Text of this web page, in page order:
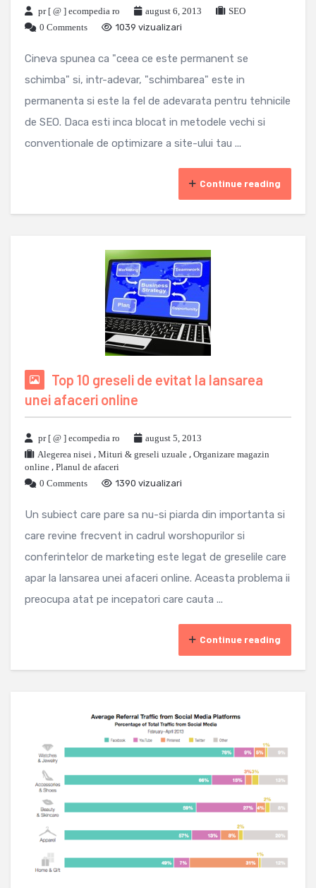
pr [ @ ] ecompedia ro august 6, 2013
SEO
0 Comments
1039 vizualizari
Cineva spunea ca "ceea ce este permanent se
schimba" si, intr-adevar, "schimbarea" este in
permanenta si este la fel de adevarata pentru tehnicile
de SEO. Daca esti inca blocat in metodele vechi si
conventionale de optimizare a site-ului tau ...
Continue reading
Top 10 greseli de evitat la lansarea
unei afaceri online
pr [ @ ] ecompedia ro
august 5, 2013
Alegerea nisei , Mituri & greseli uzuale , Organizare magazin
online , Planul de afaceri
0 Comments
1390 vizualizari
Un subiect care pare sa nu-si piarda din importanta si
care revine frecvent in cadrul worshopurilor si
conferintelor de marketing este legat de greselile care
apar la lansarea unei afaceri online. Aceasta problema ii
preocupa atat pe incepatori care cauta ...
Continue reading